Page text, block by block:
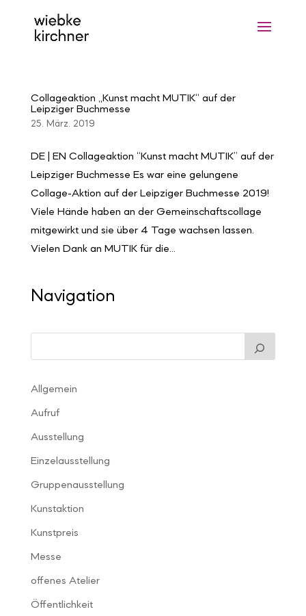
Collageaktion „Kunst macht MUTIK“ auf der
Leipziger Buchmesse
25. März. 2019
DE | EN Collageaktion “Kunst macht MUTIK” auf der
Leipziger Buchmesse Es war eine gelungene
Collage-Aktion auf der Leipziger Buchmesse 2019!
Viele Hände haben an der Gemeinschaftscollage
mitgewirkt und sie über 4 Tage wachsen lassen.
Vielen Dank an MUTIK für die...
Navigation
Allgemein
Aufruf
Ausstellung
Einzelausstellung
Gruppenausstellung
Kunstaktion
Kunstpreis
Messe
offenes Atelier
Öffentlichkeit